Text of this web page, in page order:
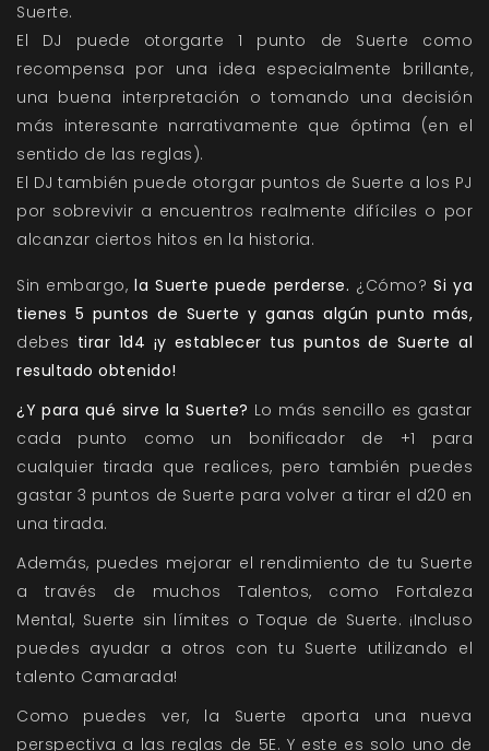
Suerte.
El DJ puede otorgarte 1 punto de Suerte como
recompensa por una idea especialmente brillante,
una buena interpretación o tomando una decisión
más interesante narrativamente que óptima (en el
sentido de las reglas).
El DJ también puede otorgar puntos de Suerte a los PJ
por sobrevivir a encuentros realmente difíciles o por
alcanzar ciertos hitos en la historia.
Sin embargo,la Suerte puede perderse. ¿Cómo?Si ya
tienes 5 puntos de Suerte y ganas algún punto más,
debes tirar 1d4 ¡y establecer tus puntos de Suerte al
resultado obtenido!
¿Y para qué sirve la Suerte? Lo más sencillo es gastar
cada punto como un bonificador de +1 para
cualquier tirada que realices, pero también puedes
gastar 3 puntos de Suerte para volver a tirar el d20 en
una tirada.
Además, puedes mejorar el rendimiento de tu Suerte
a través de muchos Talentos, como Fortaleza
Mental, Suerte sin límites o Toque de Suerte. ¡Incluso
puedes ayudar a otros con tu Suerte utilizando el
talento Camarada!
Como puedes ver, la Suerte aporta una nueva
perspectiva a las reglas de 5E. Y este es solo uno de